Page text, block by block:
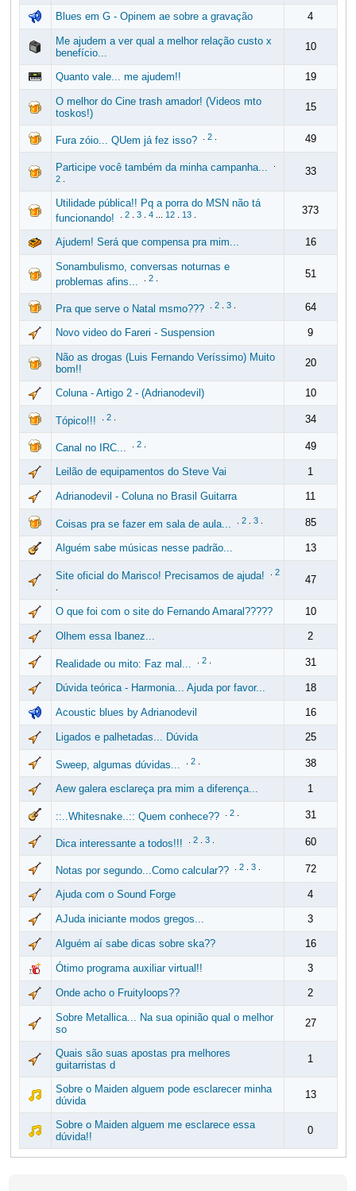
Blues em G - Opinem ae sobre a gravação 4
Me ajudem a ver qual a melhor relação custo x
benefício...
10
Quanto vale... me ajudem!! 19
O melhor do Cine trash amador! (Videos mto
toskos!)
15
Fura zóio... QUem já fez isso? 2. 49
Participe você também da minha campanha...
2.
33
Utilidade pública!! Pq a porra do MSN não tá
funcionando!
2. 3. 4... 12. 13. 373
Ajudem! Será que compensa pra mim... 16
Sonambulismo, conversas noturnas e
problemas afins...
2. 51
Pra que serve o Natal msmo??? 2. 3. 64
Novo video do Fareri - Suspension 9
Não as drogas (Luis Fernando Veríssimo) Muito
bom!!
20
Coluna - Artigo 2 - (Adrianodevil) 10
Tópico!!! 2. 34
Canal no IRC... 2. 49
Leilão de equipamentos do Steve Vai 1
Adrianodevil - Coluna no Brasil Guitarra 11
Coisas pra se fazer em sala de aula... 2. 3. 85
Alguém sabe músicas nesse padrão... 13
Site oficial do Marisco! Precisamos de ajuda!
2
47
O que foi com o site do Fernando Amaral????? 10
Olhem essa Ibanez... 2
Realidade ou mito: Faz mal... 2. 31
Dúvida teórica - Harmonia... Ajuda por favor... 18
Acoustic blues by Adrianodevil 16
Ligados e palhetadas... Dúvida 25
Sweep, algumas dúvidas... 2. 38
Aew galera esclareça pra mim a diferença... 1
::..Whitesnake..:: Quem conhece?? 2. 31
Dica interessante a todos!!! 2. 3. 60
Notas por segundo...Como calcular?? 2. 3. 72
Ajuda com o Sound Forge 4
AJuda iniciante modos gregos... 3
Alguém aí sabe dicas sobre ska?? 16
Ótimo programa auxiliar virtual!! 3
Onde acho o Fruityloops?? 2
Sobre Metallica... Na sua opinião qual o melhor
so
27
Quais são suas apostas pra melhores
guitarristas d
1
Sobre o Maiden alguem pode esclarecer minha
dúvida
13
Sobre o Maiden alguem me esclarece essa
dúvida!!
0